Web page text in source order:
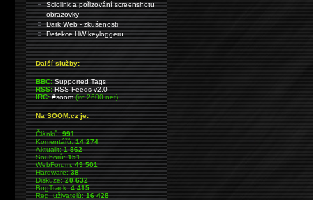
Sciolink a pořizování screenshotu
obrazovky
Dark Web - zkušenosti
Detekce HW keyloggeru
Další služby:
BBC: Supported Tags
RSS: RSS Feeds v2.0
IRC: #soom(irc.2600.net)
Na SOOM.cz je:
Článků:991
Komentářů:14 274
Aktualit:1 862
Souborů:151
WebForum:49 501
Hardware:38
Diskuze:20 632
BugTrack:4 415
Reg. uživatelů:16 428